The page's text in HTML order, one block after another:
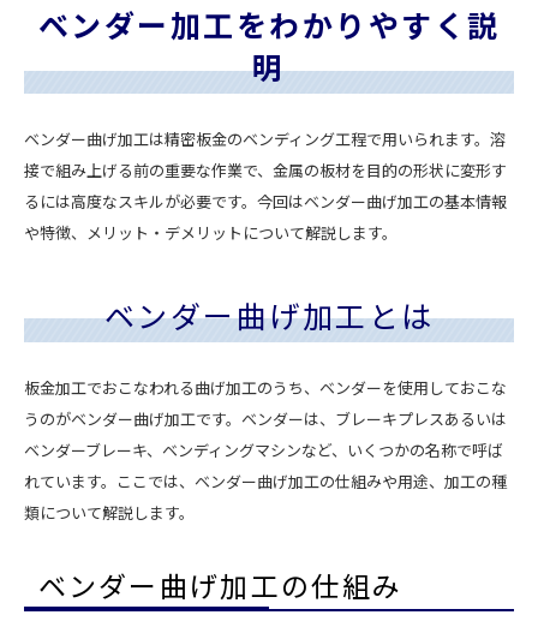
ベンダー加工をわかりやすく説
明
ベンダー曲げ加工は精密板金のベンディング工程で用いられます。溶
接で組み上げる前の重要な作業で、金属の板材を目的の形状に変形す
るには高度なスキルが必要です。今回はベンダー曲げ加工の基本情報
や特徴、メリット・デメリットについて解説します。
ベンダー曲げ加工とは
板金加工でおこなわれる曲げ加工のうち、ベンダーを使用しておこな
うのがベンダー曲げ加工です。ベンダーは、ブレーキプレスあるいは
ベンダーブレーキ、ベンディングマシンなど、いくつかの名称で呼ば
れています。ここでは、ベンダー曲げ加工の仕組みや用途、加工の種
類について解説します。
ベンダー曲げ加工の仕組み